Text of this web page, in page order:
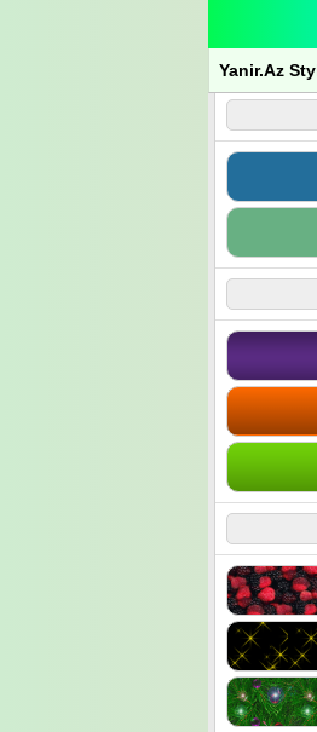
Yanir.Az